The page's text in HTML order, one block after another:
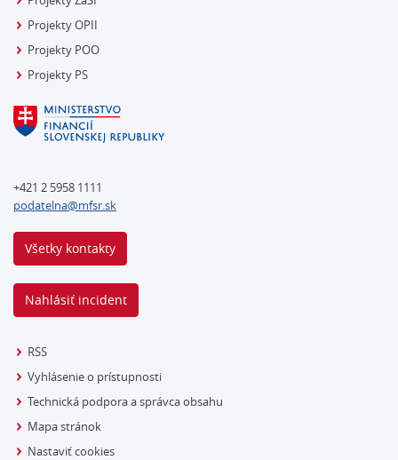
Projekty OPII
Projekty POO
Projekty PS
+421 2 5958 1111
podatelna@mfsr.sk
Všetky kontakty
Nahlásiť incident
RSS
Vyhlásenie o prístupnosti
Technická podpora a správca obsahu
Mapa stránok
Nastaviť cookies